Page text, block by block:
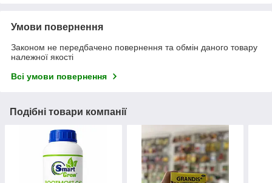
Умови повернення
Законом не передбачено повернення та обмін даного товару
належної якості
Всі умови повернення
Подібні товари компанії